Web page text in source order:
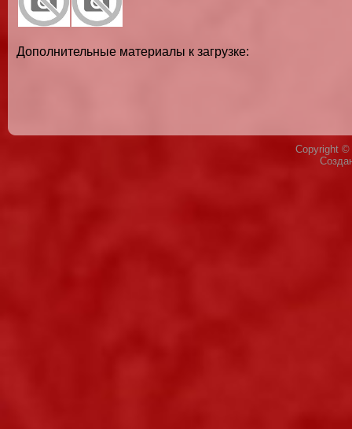
Дополнительные материалы к загрузке:
Copyright